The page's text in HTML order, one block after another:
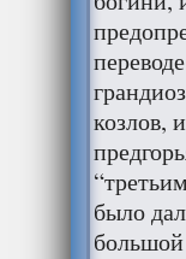
козлов,
было